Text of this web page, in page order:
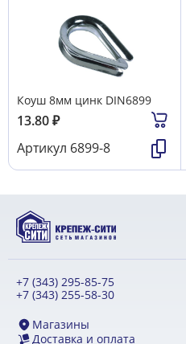
Коуш 8мм цинк DIN6899
13.80₽
Артикул 6899-8
+7 (343) 295-85-75
+7 (343) 255-58-30
Магазины
Доставка и оплата